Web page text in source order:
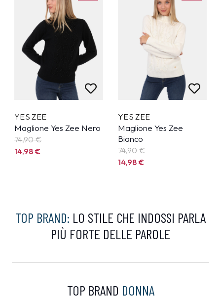
YES ZEE
Maglione Yes Zee Nero
74,90€
14,98€
YES ZEE
Maglione Yes Zee
Bianco
74,90€
14,98€
TOP BRAND: LO STILE CHE INDOSSI PARLA
PIÙ FORTE DELLE PAROLE
TOP BRAND DONNA